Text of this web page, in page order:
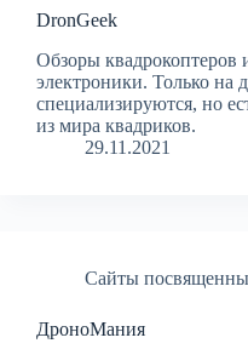
DronGeek
Обзоры квадрокоптеров
электроники. Только на
специализируются, но
из мира квадриков.
29.11.2021
Сайты
ДроноМания